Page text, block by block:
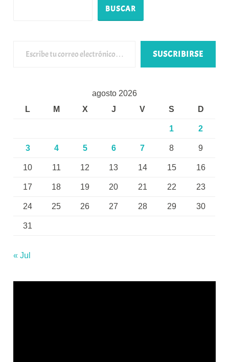
BUSCAR
SUSCRIBIRSE
agosto 2026
L
M X J V S D
1 2
3 4 5 6 7 8 9
10 11 12 13 14 15 16
17 18 19 20 21 22 23
24 25 26 27 28 29 30
31
« Jul